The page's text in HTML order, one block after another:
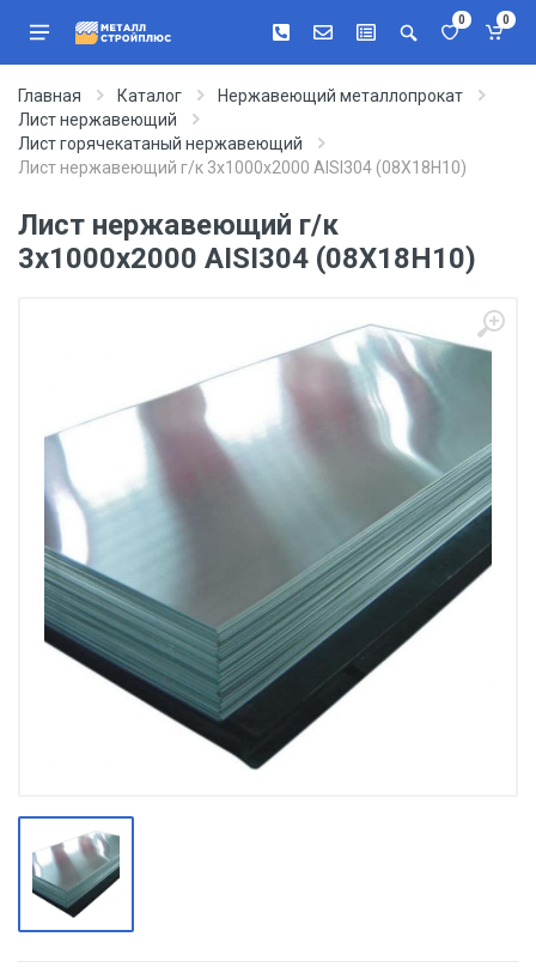
0 0
Главная Каталог
Нержавеющий металлопрокат
Лист нержавеющий
Лист горячекатаный нержавеющий
Лист нержавеющий г/к 3х1000х2000 AISI304 (08Х18Н10)
Лист нержавеющий г/к
3х1000х2000 AISI304 (08Х18Н10)